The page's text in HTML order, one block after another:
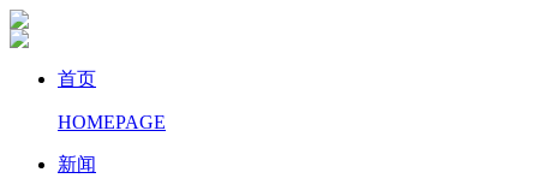
首页
HOMEPAGE
新闻